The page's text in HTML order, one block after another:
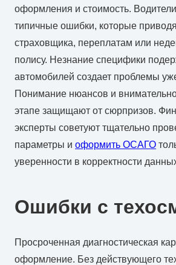
оформления и стоимость.
типичные ошибки, которые
страховщика, переплатам или
полису. Незнание специфики
автомобилей создает проблемы
Понимание нюансов и
этапе защищают от сюрпризов.
эксперты советуют тщательно
параметры и оформить ОСАГО
уверенности в корректности
Ошибки с
Просроченная диагностическая
оформление. Без действующего